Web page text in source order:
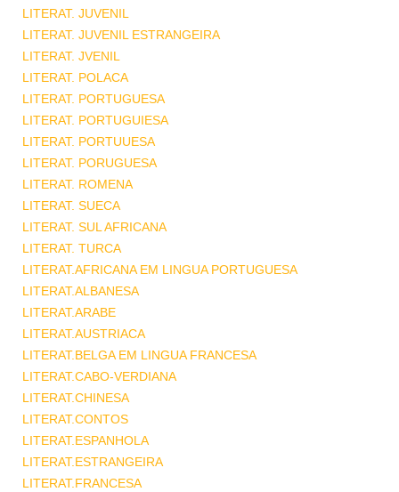
LITERAT. JUVENIL
LITERAT. JUVENIL ESTRANGEIRA
LITERAT. JVENIL
LITERAT. POLACA
LITERAT. PORTUGUESA
LITERAT. PORTUGUIESA
LITERAT. PORTUUESA
LITERAT. PORUGUESA
LITERAT. ROMENA
LITERAT. SUECA
LITERAT. SUL AFRICANA
LITERAT. TURCA
LITERAT.AFRICANA EM LINGUA PORTUGUESA
LITERAT.ALBANESA
LITERAT.ARABE
LITERAT.AUSTRIACA
LITERAT.BELGA EM LINGUA FRANCESA
LITERAT.CABO-VERDIANA
LITERAT.CHINESA
LITERAT.CONTOS
LITERAT.ESPANHOLA
LITERAT.ESTRANGEIRA
LITERAT.FRANCESA